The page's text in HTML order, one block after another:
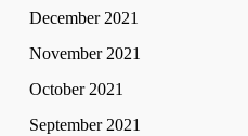
December 2021
November 2021
October 2021
September 2021